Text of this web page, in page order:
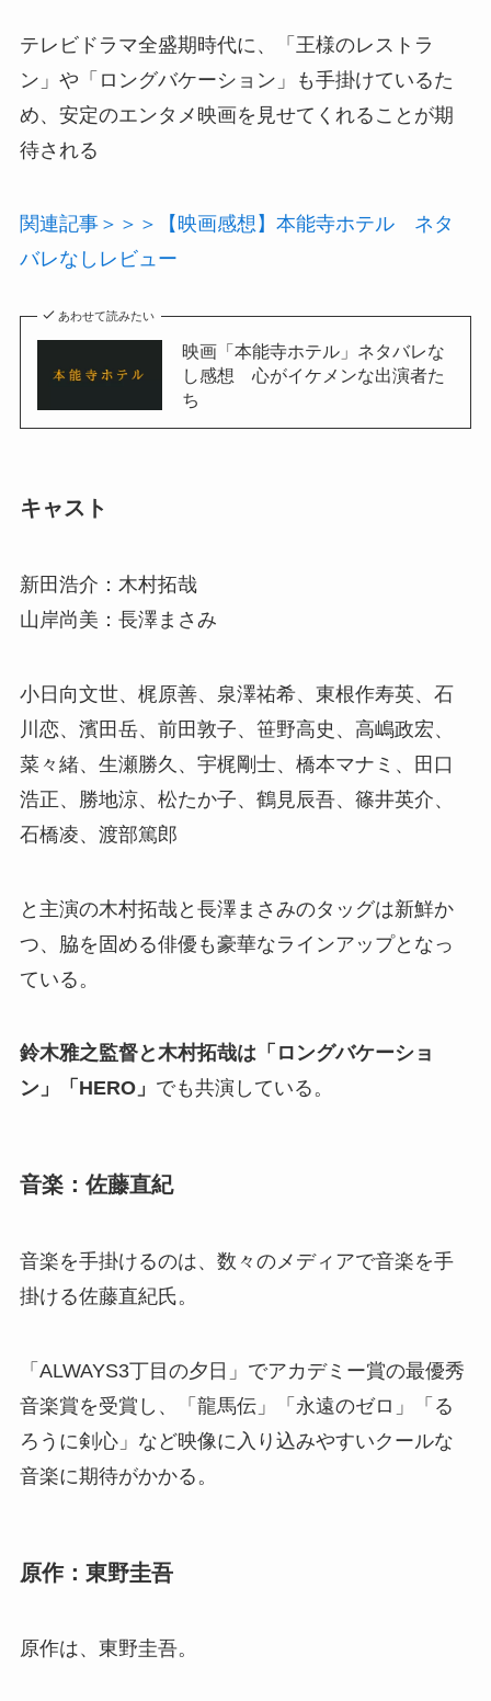
テレビドラマ全盛期時代に、「王様のレストラ
ン」や「ロングバケーション」も手掛けているた
め、安定のエンタメ映画を見せてくれることが期
待される
関連記事＞＞＞【映画感想】本能寺ホテル ネタ
バレなしレビュー
あわせて読みたい
映画「本能寺ホテル」ネタバレな
し感想 心がイケメンな出演者た
ち
キャスト
新田浩介：木村拓哉
山岸尚美：長澤まさみ
小日向文世、梶原善、泉澤祐希、東根作寿英、石
川恋、濱田岳、前田敦子、笹野高史、高嶋政宏、
菜々緒、生瀬勝久、宇梶剛士、橋本マナミ、田口
浩正、勝地涼、松たか子、鶴見辰吾、篠井英介、
石橋凌、渡部篤郎
と主演の木村拓哉と長澤まさみのタッグは新鮮か
つ、脇を固める俳優も豪華なラインアップとなっ
ている。
鈴木雅之監督と木村拓哉は「ロングバケーショ
ン」「HERO」 でも共演している。
音楽：佐藤直紀
音楽を手掛けるのは、数々のメディアで音楽を手
掛ける佐藤直紀氏。
「ALWAYS3丁目の夕日」でアカデミー賞の最優秀
音楽賞を受賞し、「龍馬伝」「永遠のゼロ」「る
ろうに剣心」など映像に入り込みやすいクールな
音楽に期待がかかる。
原作：東野圭吾
原作は、東野圭吾。